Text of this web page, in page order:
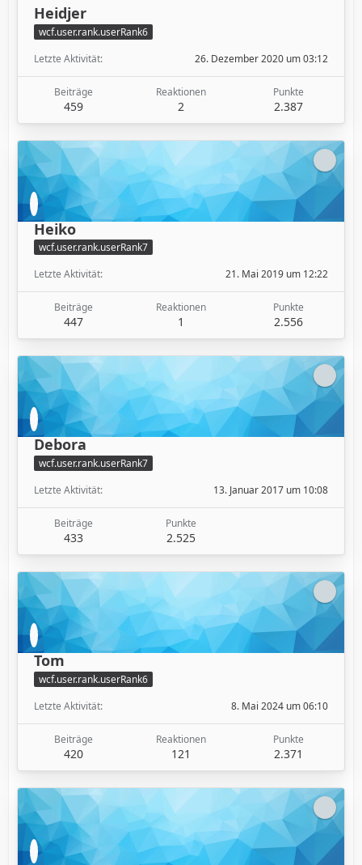
Heidjer
wcf.user.rank.userRank6
Letzte Aktivität
26. Dezember 2020 um 03:12
Beiträge
459
Reaktionen
2
Punkte
2.387
Heiko
wcf.user.rank.userRank7
Letzte Aktivität
21. Mai 2019 um 12:22
Beiträge
447
Reaktionen
1
Punkte
2.556
Debora
wcf.user.rank.userRank7
Letzte Aktivität
13. Januar 2017 um 10:08
Beiträge
433
Punkte
2.525
Tom
wcf.user.rank.userRank6
Letzte Aktivität
8. Mai 2024 um 06:10
Beiträge
420
Reaktionen
121
Punkte
2.371